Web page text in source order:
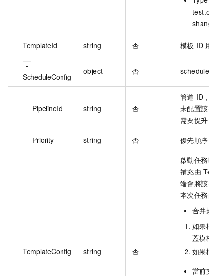
TemplateId string 否 模板 ID 用
ScheduleConfig
object 否
PipelineId string 否
管道 ID，
未配置該
需要提升
Priority string 否 優先順序
TemplateConfig string 否
啟動任務
補充由
端會將該
本次任務
合并規
如果欄
蓋模板
如果欄
當前支